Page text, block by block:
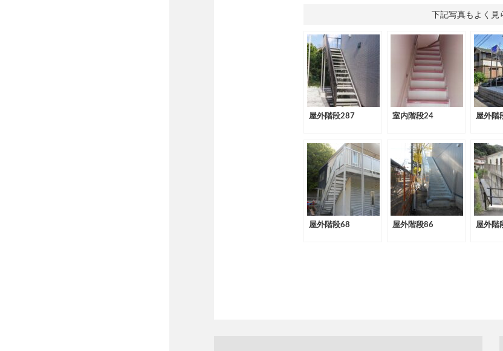
下記写真もよく見
屋外階段287 室内階段24 屋外階
屋外階段68 屋外階段86 屋外階